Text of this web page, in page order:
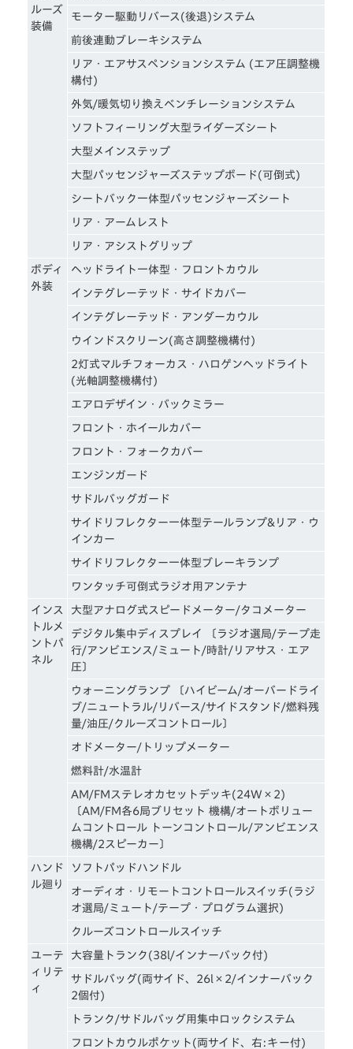
ルーズ
装備
モーター駆動リバース(後退)システム
前後連動ブレーキシステム
リア・エアサスペンションシステム (エア圧調整機
構付)
外気/暖気切り換えベンチレーションシステム
ソフトフィーリング大型ライダーズシート
大型メインステップ
大型パッセンジャーズステップボード(可倒式)
シートバック一体型パッセンジャーズシート
リア・アームレスト
リア・アシストグリップ
ボディ
外装
ヘッドライト一体型・フロントカウル
インテグレーテッド・サイドカバー
インテグレーテッド・アンダーカウル
ウインドスクリーン(高さ調整機構付)
2灯式マルチフォーカス・ハロゲンヘッドライト
(光軸調整機構付)
エアロデザイン・バックミラー
フロント・ホイールカバー
フロント・フォークカバー
エンジンガード
サドルバッグガード
サイドリフレクター一体型テールランプ&リア・ウ
インカー
サイドリフレクター一体型ブレーキランプ
ワンタッチ可倒式ラジオ用アンテナ
インス
トルメ
ントパ
ネル
大型アナログ式スピードメーター/タコメーター
デジタル集中ディスプレイ 〔ラジオ選局/テープ走
行/アンビエンス/ミュート/時計/リアサス・エア
圧〕
ウォーニングランプ 〔ハイビーム/オーバードライ
ブ/ニュートラル/リバース/サイドスタンド/燃料残
量/油圧/クルーズコントロール〕
オドメーター/トリップメーター
燃料計/水温計
AM/FMステレオカセットデッキ(24W×2)
〔AM/FM各6局ブリセット 機構/オートボリュー
ムコントロール トーンコントロール/アンビエンス
機構/2スピーカー〕
ハンド
ル廻り
ソフトパッドハンドル
オーディオ・リモートコントロールスイッチ(ラジ
オ選局/ミュート/テープ・プログラム選択)
クルーズコントロールスイッチ
ユーテ
ィリテ
ィ
大容量トランク(38l/インナーバック付)
サドルバッグ(両サイド、26l×2/インナーバック
2個付)
トランク/サドルバッグ用集中ロックシステム
フロントカウルポケット(両サイド、右:キー付)